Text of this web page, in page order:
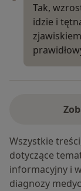
Tak,
idzie i
Wszystkie
dotyczące
informacyjny i
diagnozy